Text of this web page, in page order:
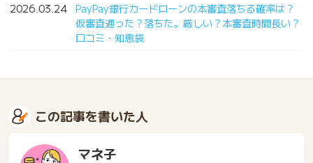
2026.03.24 PayPay銀行カードローンの本審査落ちる確率は？
仮審査通った？落ちた。厳しい？本審査時間長い？
口コミ・知恵袋
この記事を書いた人
マネ子